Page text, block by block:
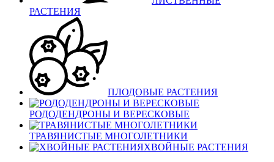
РАСТЕНИЯ
ПЛОДОВЫЕ РАСТЕНИЯ
РОДОДЕНДРОНЫ И ВЕРЕСКОВЫЕ
ТРАВЯНИСТЫЕ МНОГОЛЕТНИКИ
ХВОЙНЫЕ РАСТЕНИЯ